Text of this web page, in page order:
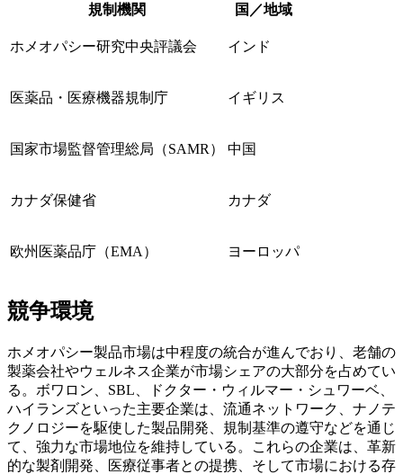
規制機関 国／地域
ホメオパシー研究中央評議会 インド
医薬品・医療機器規制庁 イギリス
国家市場監督管理総局（SAMR） 中国
カナダ保健省 カナダ
欧州医薬品庁（EMA） ヨーロッパ
競争環境
ホメオパシー製品市場は中程度の統合が進んでおり、老舗の
製薬会社やウェルネス企業が市場シェアの大部分を占めてい
る。ボワロン、SBL、ドクター・ウィルマー・シュワーベ、
ハイランズといった主要企業は、流通ネットワーク、ナノテ
クノロジーを駆使した製品開発、規制基準の遵守などを通じ
て、強力な市場地位を維持している。これらの企業は、革新
的な製剤開発、医療従事者との提携、そして市場における存